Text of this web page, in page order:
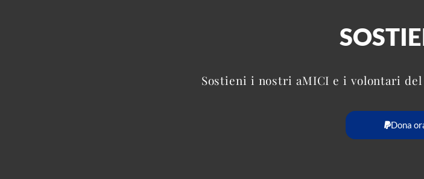
Sostieni i nostri aMICI e i volontari del
Dona